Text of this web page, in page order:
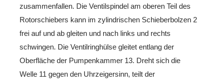
zusammenfallen. Die Ventilspindel am oberen Teil des
Rotorschiebers kann im zylindrischen Schieberbolzen 2
frei auf und ab gleiten und nach links und rechts
schwingen. Die Ventilringhülse gleitet entlang der
Oberfläche der Pumpenkammer 13. Dreht sich die
Welle 11 gegen den Uhrzeigersinn, teilt der